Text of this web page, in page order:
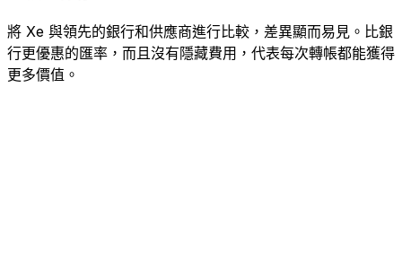
將 Xe 與領先的銀行和供應商進行比較，差異顯而易見。比銀
行更優惠的匯率，而且沒有隱藏費用，代表每次轉帳都能獲得
更多價值。